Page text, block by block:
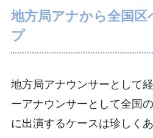
地方局アナから全国区
プ
地方局アナウンサーとして
ーアナウンサーとして全国
に出演するケースは珍しくあ